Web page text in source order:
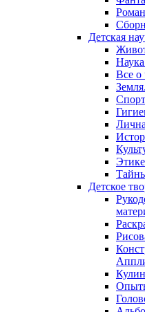
Детская
Все о
Детское